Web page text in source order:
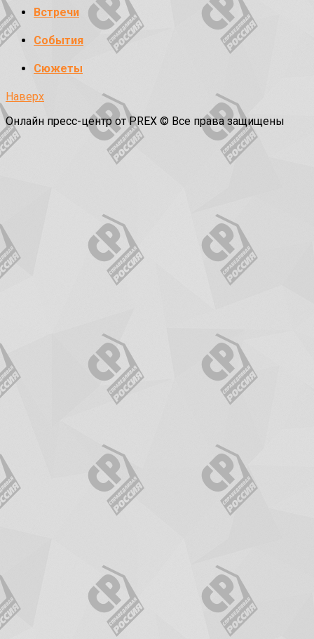
Встречи
События
Сюжеты
Наверх
Онлайн пресс-центр от PREX © Все права защищены